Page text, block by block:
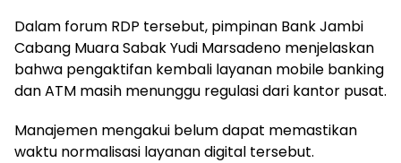
Dalam forum RDP tersebut, pimpinan Bank Jambi
Cabang Muara Sabak Yudi Marsadeno menjelaskan
bahwa pengaktifan kembali layanan mobile banking
dan ATM masih menunggu regulasi dari kantor pusat.
Manajemen mengakui belum dapat memastikan
waktu normalisasi layanan digital tersebut.